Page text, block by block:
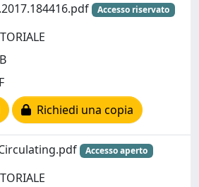
Accesso riservato
Richiedi una copia
Accesso aperto